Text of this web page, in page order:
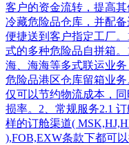
客户的资金流转，提高
冷藏危险品仓库，并配
便捷送到客户指定工厂
式的多种危险品自拼箱
海、海海等多式联运业
危险品港区仓库留箱业
仅可以节约物流成本，
损率。2、常规服务2.1
样的订舱渠道(
),FOB,EXW条款下都可